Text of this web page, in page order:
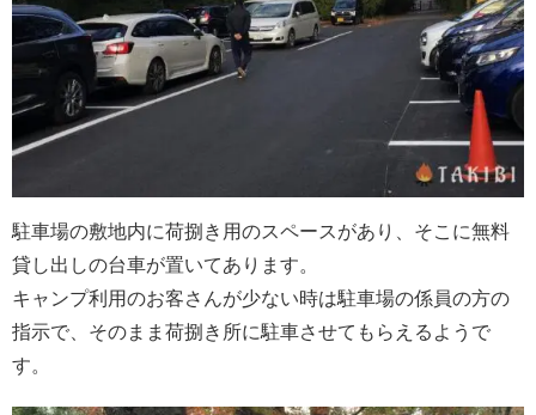
駐車場の敷地内に荷捌き用のスペースがあり、そこに無料
貸し出しの台車が置いてあります。
キャンプ利用のお客さんが少ない時は駐車場の係員の方の
指示で、そのまま荷捌き所に駐車させてもらえるようで
す。